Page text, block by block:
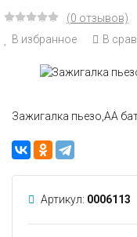
(0 отзывов)
В избранное
В
Зажигалка пьезо,АА
Артикул: 0006113